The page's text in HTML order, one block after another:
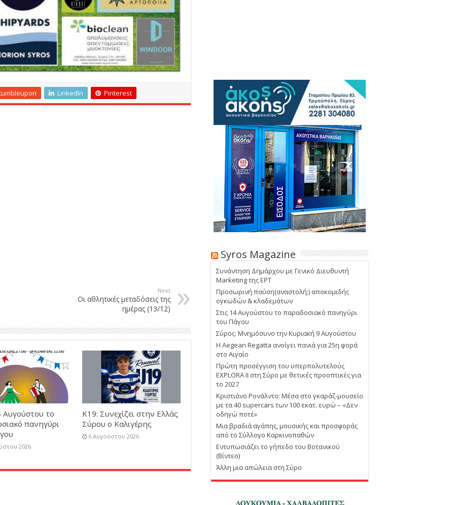
LinkedIn Pinterest
Next
Οι αθλητικές μεταδόσεις της
ημέρας (13/12)
Αυγούστου το
πανηγύρι
2026
Κ19: Συνεχίζει στην Ελλάς
Σύρου ο Καλιγέρης
6 Αυγούστου 2026
Syros Magazine
Συνάντηση Δημάρχου με Γενικό Διευθυντή
Marketing της ΕΡΤ
Προσωρινή παύση(αναστολή;) αποκομιδής
ογκωδών & κλαδεμάτων
Στις 14 Αυγούστου το παραδοσιακό πανηγύρι
του Πάγου
Σύρος: Μνημόσυνο την Κυριακή 9 Αυγούστου
Η Aegean Regatta ανοίγει πανιά για 25η φορά
στο Αιγαίο
Πρώτη προσέγγιση του υπερπολυτελούς
EXPLORA II στη Σύρο με θετικές προοπτικές για
το 2027
Κριστιάνο Ρονάλντο: Μέσα στο γκαράζ-μουσείο
με τα 40 supercars των 100 εκατ. ευρώ – «Δεν
οδηγώ ποτέ»
Μια βραδιά αγάπης, μουσικής και προσφοράς
από το Σύλλογο Καρκινοπαθών
Εντυπωσιάζει το γήπεδο του Βοτανικού
(Βίντεο)
Άλλη μια απώλεια στη Σύρο